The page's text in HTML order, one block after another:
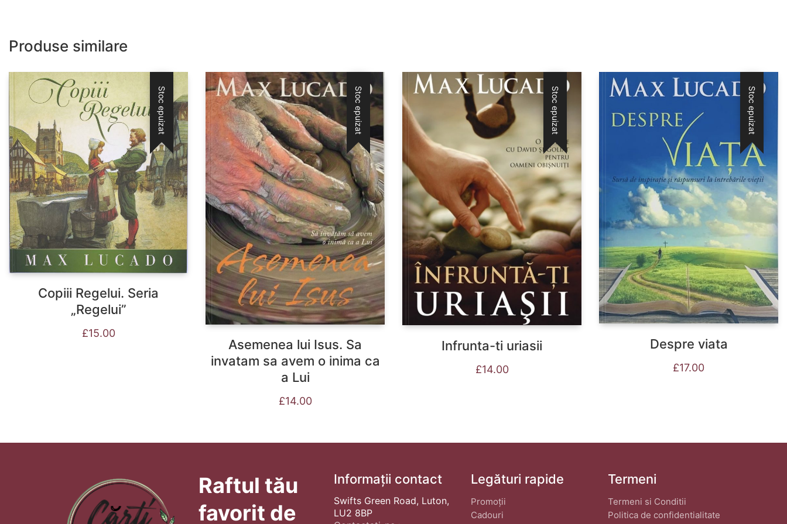
Produse similare
Stoc epuizat
Copiii Regelui. Seria
„Regelui”
£15.00
Stoc epuizat
Asemenea lui Isus. Sa
invatam sa avem o inima ca
a Lui
£14.00
Stoc epuizat
Infrunta-ti uriasii
£14.00
Stoc epuizat
Despre viata
£17.00
Raftul tău
favorit de
Informații contact
Swifts Green Road, Luton,
LU2 8BP
Legături rapide
Promoții
Cadouri
Termeni
Termeni si Conditii
Politica de confidentialitate